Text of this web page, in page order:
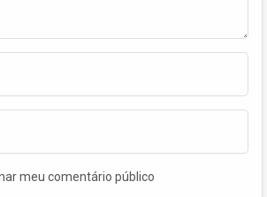
meu comentário público